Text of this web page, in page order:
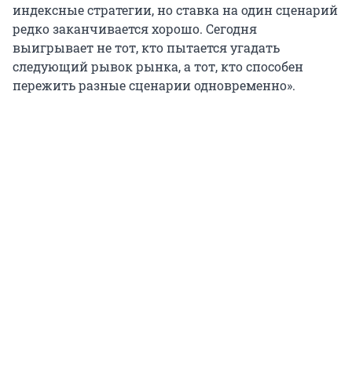
индексные стратегии, но ставка на один сценарий
редко заканчивается хорошо. Сегодня
выигрывает не тот, кто пытается угадать
следующий рывок рынка, а тот, кто способен
пережить разные сценарии одновременно».